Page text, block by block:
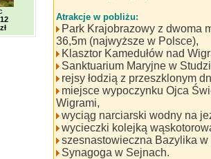
12
Atrakcje w pobliżu:
Park Krajobrazowy z dwoma
36,5m (najwyższe w Polsce),
Klasztor Kamedułów nad
Sanktuarium Maryjne w
rejsy łodzią z przeszklonym
miejsce wypoczynku Ojca
Wigrami,
wyciąg narciarski wodny na
wycieczki kolejką
szesnastowieczna Bazylika w
Synagoga w Sejnach.